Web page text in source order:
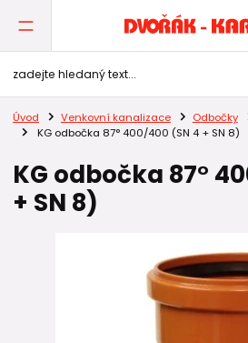
Úvod Venkovní kanalizace Odbočky
KG odbočka 87° 400/400 (SN 4 + SN 8)
KG odbočka 87°
+ SN 8)